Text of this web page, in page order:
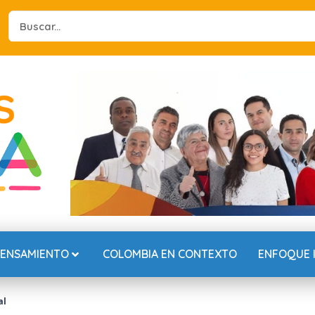
Search
...
COLOMBIA EN CONTEXTO ENFOQUE